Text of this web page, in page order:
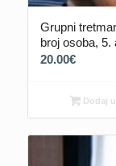
Grupni
broj osoba, 5.
20.00€
Dodaj